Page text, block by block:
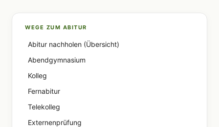
WEGE ZUM ABITUR
Abitur nachholen (Übersicht)
Abendgymnasium
Kolleg
Fernabitur
Telekolleg
Externenprüfung